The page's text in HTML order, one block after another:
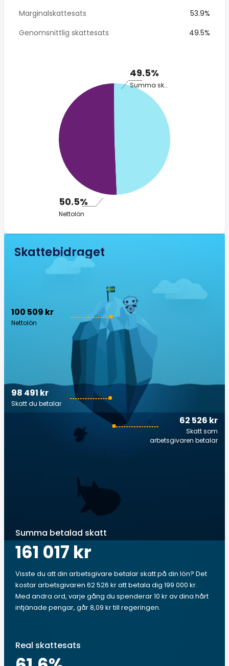
Marginalskattesats
53.9%
Genomsnittlig skattesats
49.5%
49.5%
Summa skatt
50.5%
Nettolön
Skattebidraget
100 509 kr
Nettolön
62 526 kr
Skatt som
arbetsgivaren betalar
98 491 kr
Skatt du betalar
Summa betalad skatt
161 017 kr
Visste du att din arbetsgivare betalar skatt på din lön? Det
kostar arbetsgivaren 62 526 kr att betala dig 199 000 kr.
Med andra ord, varje gång du spenderar 10 kr av dina hårt
intjänade pengar, går 8,09 kr till regeringen.
Real skattesats